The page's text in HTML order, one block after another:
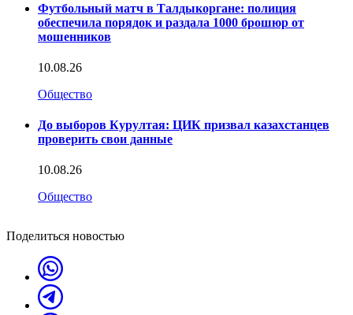
Футбольный матч в Талдыкоргане: полиция
обеспечила порядок и раздала 1000 брошюр от
мошенников
10.08.26
Общество
До выборов Курултая: ЦИК призвал казахстанцев
проверить свои данные
10.08.26
Общество
Поделиться новостью